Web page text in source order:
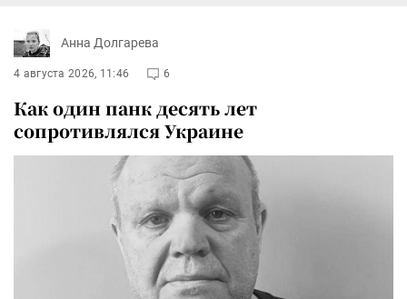
Анна Долгарева
4 августа 2026, 11:46 6
Как один панк десять лет
сопротивлялся Украине